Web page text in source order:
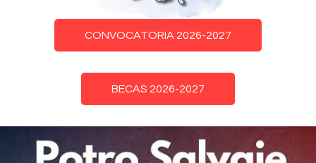
CONVOCATORIA 2026-2027
BECAS 2026-2027